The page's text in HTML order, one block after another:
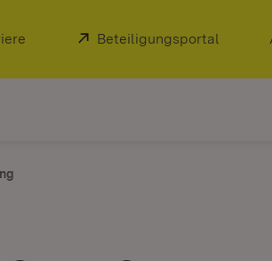
(Öffnet in neuem Fenster)
Extern:
Beteiligungsportal